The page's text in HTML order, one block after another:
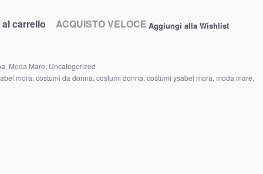
carrello ACQUISTO VELOCE Aggiungi alla Wishlist
, Moda Mare, Uncategorized
mora, costumi da donna, costumi donna, costumi ysabel mora, moda mare,